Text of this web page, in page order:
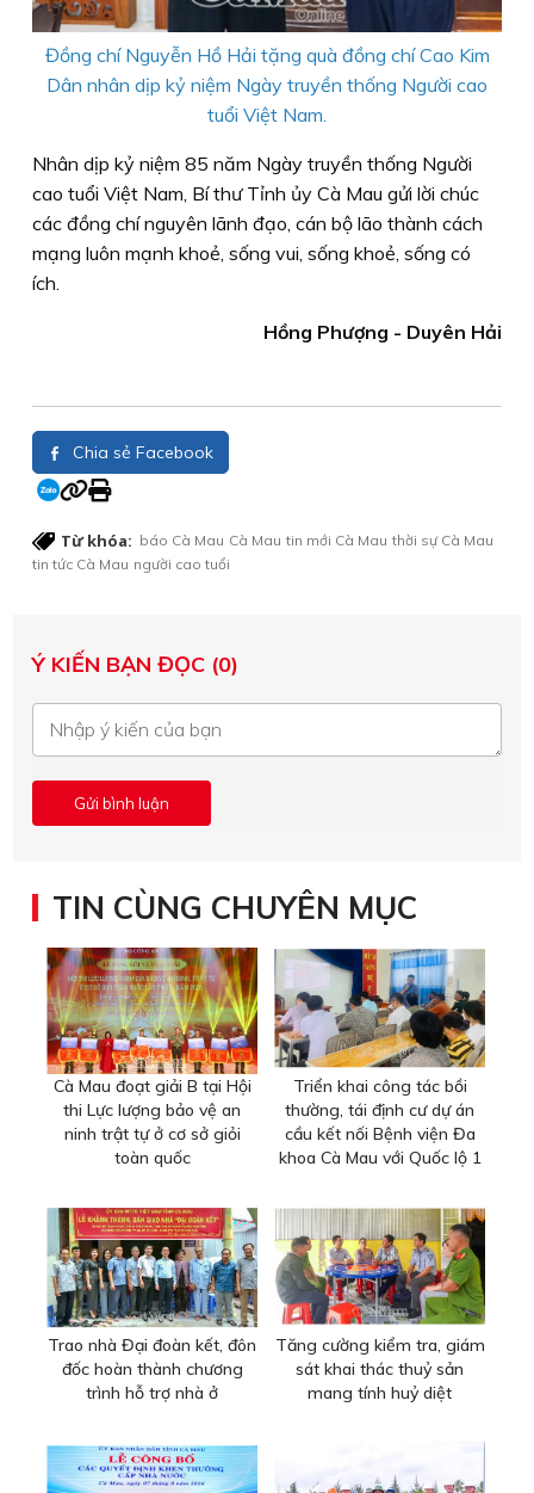
Đồng chí Nguyễn Hồ Hải tặng quà đồng chí Cao Kim
Dân nhân dịp kỷ niệm Ngày truyền thống Người cao
tuổi Việt Nam.
Nhân dịp kỷ niệm 85 năm Ngày truyền thống Người
cao tuổi Việt Nam, Bí thư Tỉnh ủy Cà Mau gửi lời chúc
các đồng chí nguyên lãnh đạo, cán bộ lão thành cách
mạng luôn mạnh khoẻ, sống vui, sống khoẻ, sống có
ích.
Hồng Phượng - Duyên Hải
Chia sẻ Facebook
Từ khóa: báo Cà Mau Cà Mau tin mới Cà Mau thời sự Cà Mau
tin tức Cà Mau người cao tuổi
Ý KIẾN BẠN ĐỌC (0)
TIN CÙNG CHUYÊN MỤC
Cà Mau đoạt giải B tại Hội
thi Lực lượng bảo vệ an
ninh trật tự ở cơ sở giỏi
toàn quốc
Triển khai công tác bồi
thường, tái định cư dự án
cầu kết nối Bệnh viện Đa
khoa Cà Mau với Quốc lộ 1
Trao nhà Đại đoàn kết, đôn
đốc hoàn thành chương
trình hỗ trợ nhà ở
Tăng cường kiểm tra, giám
sát khai thác thuỷ sản
mang tính huỷ diệt